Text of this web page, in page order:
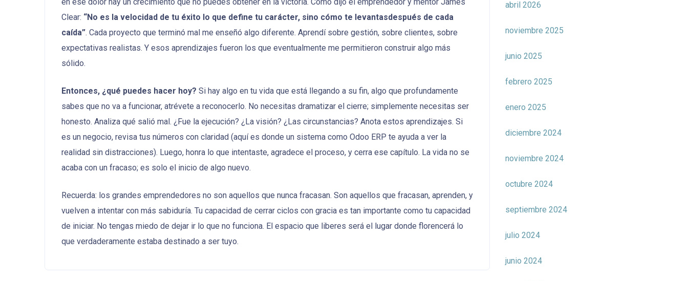
Clear: “No es la velocidad de tu éxito lo que define tu carácter, sino cómo te levantasdespués de cada
caída”. Cada proyecto que terminó mal me enseñó algo diferente. Aprendí sobre gestión, sobre clientes, sobre
expectativas realistas. Y esos aprendizajes fueron los que eventualmente me permitieron construir algo más
sólido.
Entonces, ¿qué puedes hacer hoy? Si hay algo en tu vida que está llegando a su fin, algo que profundamente
sabes que no va a funcionar, atrévete a reconocerlo. No necesitas dramatizar el cierre; simplemente necesitas ser
honesto. Analiza qué salió mal. ¿Fue la ejecución? ¿La visión? ¿Las circunstancias? Anota estos aprendizajes. Si
es un negocio, revisa tus números con claridad (aquí es donde un sistema como Odoo ERP te ayuda a ver la
realidad sin distracciones). Luego, honra lo que intentaste, agradece el proceso, y cerra ese capítulo. La vida no se
acaba con un fracaso; es solo el inicio de algo nuevo.
Recuerda: los grandes emprendedores no son aquellos que nunca fracasan. Son aquellos que fracasan, aprenden, y
vuelven a intentar con más sabiduría. Tu capacidad de cerrar ciclos con gracia es tan importante como tu capacidad
de iniciar. No tengas miedo de dejar ir lo que no funciona. El espacio que liberes será el lugar donde florencerá lo
que verdaderamente estaba destinado a ser tuyo.
abril 2026
noviembre 2025
junio 2025
febrero 2025
enero 2025
diciembre 2024
noviembre 2024
octubre 2024
septiembre 2024
julio 2024
junio 2024